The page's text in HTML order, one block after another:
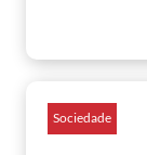
Sociedade